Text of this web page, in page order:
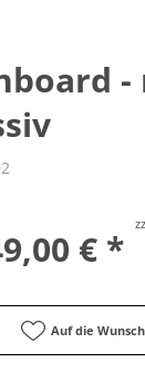
€ *
Auf die